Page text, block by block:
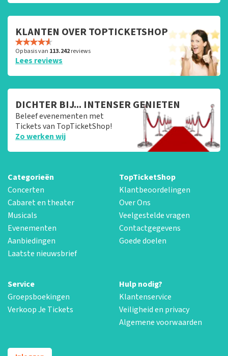
KLANTEN OVER TOPTICKETSHOP
Op basis van 113.242reviews
Lees reviews
DICHTER BIJ... INTENSER GENIETEN
Beleef evenementen met
Tickets van TopTicketShop!
Zo werken wij
Categorieën
Concerten
Cabaret en theater
Musicals
Evenementen
Aanbiedingen
Laatste nieuwsbrief
TopTicketShop
Klantbeoordelingen
Over Ons
Veelgestelde vragen
Contactgegevens
Goede doelen
Service
Groepsboekingen
Verkoop Je Tickets
Hulp nodig?
Klantenservice
Veiligheid en privacy
Algemene voorwaarden